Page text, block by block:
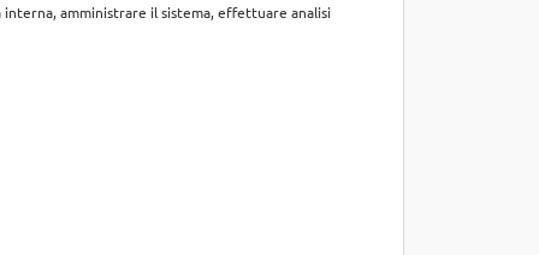
amministrare il sistema, effettuare analisi